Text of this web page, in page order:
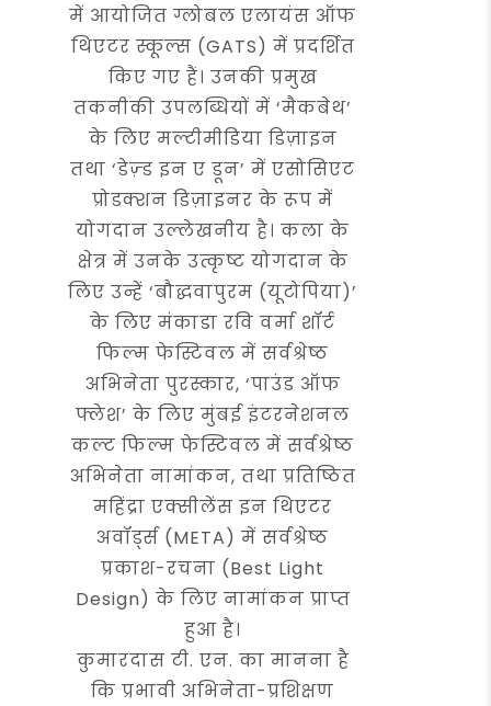
में आयोजित ग्लोबल एलायंस ऑफ
थिएटर स्कूल्स (GATS) में प्रदर्शित
किए गए हैं। उनकी प्रमुख
तकनीकी उपलब्धियों में ‘मैकबेथ’
के लिए मल्टीमीडिया डिज़ाइन
तथा ‘डेज़्ड इन ए डून’ में एसोसिएट
प्रोडक्शन डिज़ाइनर के रूप में
योगदान उल्लेखनीय है। कला के
क्षेत्र में उनके उत्कृष्ट योगदान के
लिए उन्हें ‘बौद्धवापुरम (यूटोपिया)’
के लिए मंकाडा रवि वर्मा शॉर्ट
फिल्म फेस्टिवल में सर्वश्रेष्ठ
अभिनेता पुरस्कार, ‘पाउंड ऑफ
फ्लेश’ के लिए मुंबई इंटरनेशनल
कल्ट फिल्म फेस्टिवल में सर्वश्रेष्ठ
अभिनेता नामांकन, तथा प्रतिष्ठित
महिंद्रा एक्सीलेंस इन थिएटर
अवॉर्ड्स (META) में सर्वश्रेष्ठ
प्रकाश-रचना (Best Light
Design) के लिए नामांकन प्राप्त
हुआ है।
कुमारदास टी. एन. का मानना है
कि प्रभावी अभिनेता-प्रशिक्षण